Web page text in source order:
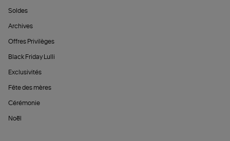
Soldes
Archives
Offres Privilèges
Black Friday Lulli
Exclusivités
Fête des mères
Cérémonie
Noël